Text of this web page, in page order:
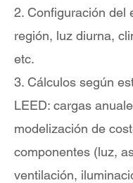
2. Configuración del
región, luz diurna,
etc.
3. Cálculos según
LEED: cargas
modelización de
componentes (luz,
ventilación,